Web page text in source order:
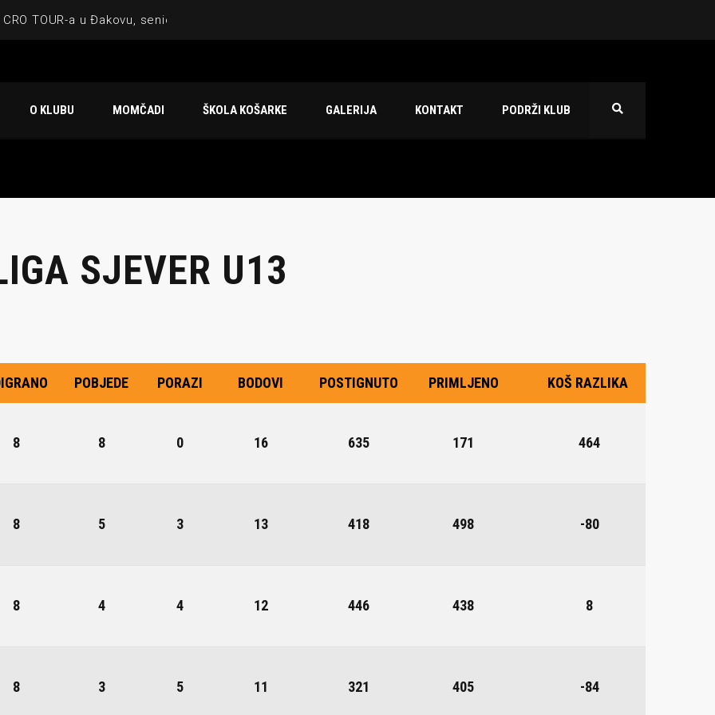
TOUR-a u Đakovu, seniorska ekipa 3×3 osvojila Krbulju
atraktivnu NCAA ekipu OBU Bison
O KLUBU MOMČADI ŠKOLA KOŠARKE GALERIJA KONTAKT PODRŽI KLUB
SJEVER U13
POBJEDE PORAZI BODOVI POSTIGNUTO PRIMLJENO KOŠ RAZLIKA
8 8 0 16 635 171 464
8 5 3 13 418 498 -80
8 4 4 12 446 438 8
8 3 5 11 321 405 -84
OBJAVE
U14 na završnici CRO
MOMČADI
Juniori U19
Dječaci U13